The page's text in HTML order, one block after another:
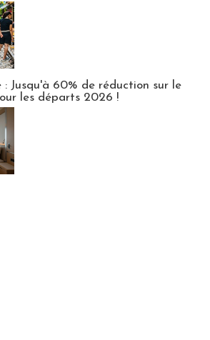
: Jusqu'à 60% de réduction sur le
les départs 2026 !